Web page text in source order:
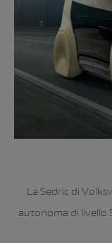
La Sedric di
autonoma di livello